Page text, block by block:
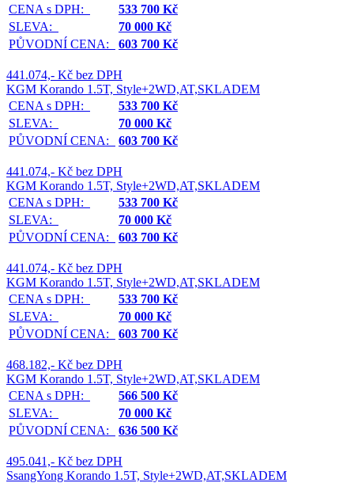
CENA s DPH:
533 700 Kč
SLEVA:
70 000 Kč
PŮVODNÍ CENA:
603 700 Kč
441.074,- Kč bez DPH
KGM Korando 1.5T, Style+2WD,AT,SKLADEM
CENA s DPH:
533 700 Kč
SLEVA:
70 000 Kč
PŮVODNÍ CENA:
603 700 Kč
441.074,- Kč bez DPH
KGM Korando 1.5T, Style+2WD,AT,SKLADEM
CENA s DPH:
533 700 Kč
SLEVA:
70 000 Kč
PŮVODNÍ CENA:
603 700 Kč
441.074,- Kč bez DPH
KGM Korando 1.5T, Style+2WD,AT,SKLADEM
CENA s DPH:
533 700 Kč
SLEVA:
70 000 Kč
PŮVODNÍ CENA:
603 700 Kč
468.182,- Kč bez DPH
KGM Korando 1.5T, Style+2WD,AT,SKLADEM
CENA s DPH:
566 500 Kč
SLEVA:
70 000 Kč
PŮVODNÍ CENA:
636 500 Kč
495.041,- Kč bez DPH
SsangYong Korando 1.5T, Style+2WD,AT,SKLADEM